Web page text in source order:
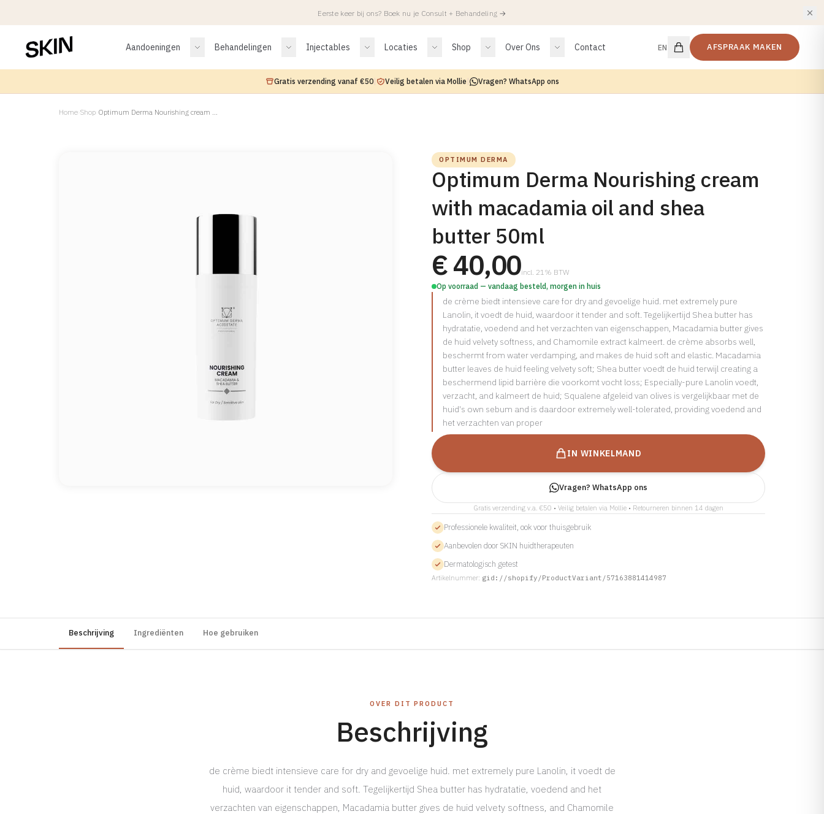
Eerste keer bij ons? Boek nu je Consult + Behandeling →
Aandoeningen Behandelingen Injectables Locaties Shop Over Ons Contact EN AFSPRAAK MAKEN
Gratis verzending vanaf €50| Veilig betalen via Mollie Vragen? WhatsApp ons
Home Shop Optimum Derma Nourishing cream with macadamia oil and shea butter 50ml
OPTIMUM DERMA
Optimum Derma Nourishing cream
with macadamia oil and shea
butter 50ml
€ 40,00incl. 21% BTW
Op voorraad — vandaag besteld, morgen in huis
de crème biedt intensieve care for dry and gevoelige huid. met extremely pure
Lanolin, it voedt de huid, waardoor it tender and soft. Tegelijkertijd Shea butter has
hydratatie, voedend and het verzachten van eigenschappen, Macadamia butter gives
de huid velvety softness, and Chamomile extract kalmeert. de crème absorbs well,
beschermt from water verdamping, and makes de huid soft and elastic. Macadamia
butter leaves de huid feeling velvety soft; Shea butter voedt de huid terwijl creating a
beschermend lipid barrière die voorkomt vocht loss; Especially-pure Lanolin voedt,
verzacht, and kalmeert de huid; Squalene afgeleid van olives is vergelijkbaar met de
huid's own sebum and is daardoor extremely well-tolerated, providing voedend and
het verzachten van proper
IN WINKELMAND
Vragen? WhatsApp ons
Gratis verzending v.a. €50 • Veilig betalen via Mollie • Retourneren binnen 14 dagen
Professionele kwaliteit, ook voor thuisgebruik
Aanbevolen door SKIN huidtherapeuten
Dermatologisch getest
Artikelnummer: gid://shopify/ProductVariant/57163881414987
Beschrijving Ingrediënten Hoe gebruiken
OVER DIT PRODUCT
Beschrijving
de crème biedt intensieve care for dry and gevoelige huid. met extremely pure Lanolin, it voedt de
huid, waardoor it tender and soft. Tegelijkertijd Shea butter has hydratatie, voedend and het
verzachten van eigenschappen, Macadamia butter gives de huid velvety softness, and Chamomile